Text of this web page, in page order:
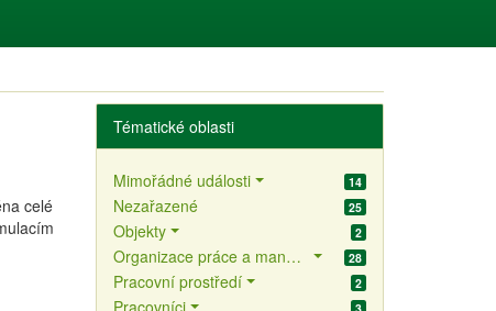
celé
Tématické oblasti
Mimořádné události 14
Nezařazené 25
Objekty 2
Organizace práce a management BOZP 28
Pracovní prostředí 2